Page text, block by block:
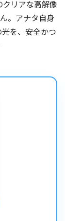
リアな高解像
。アナタ自身
を、安全かつ